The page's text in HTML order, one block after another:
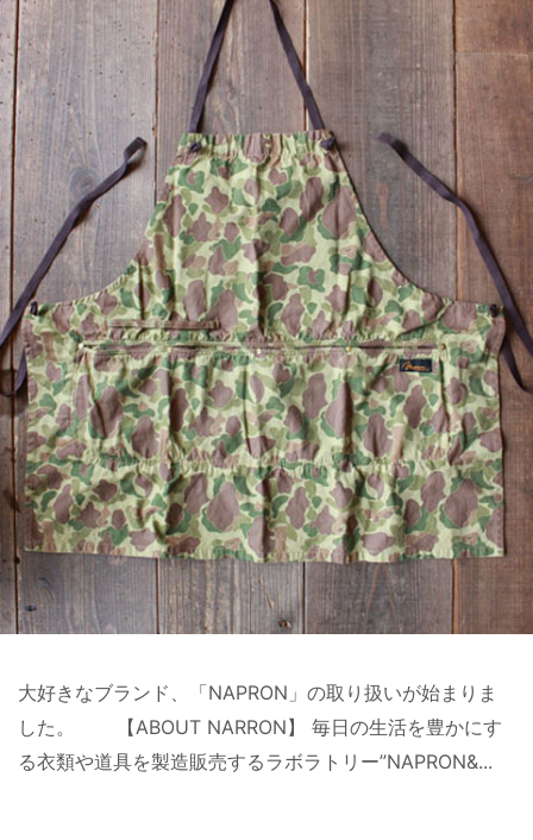
大好きなブランド、「NAPRON」の取り扱いが始まりま
した。 【ABOUT NARRON】 毎日の生活を豊かにす
る衣類や道具を製造販売するラボラトリー”NAPRON&...